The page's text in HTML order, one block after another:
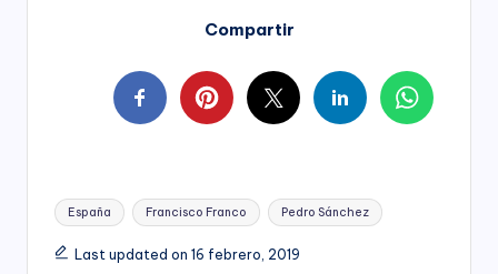
Compartir
Tags:
España Francisco Franco Pedro Sánchez
Last updated on 16 febrero, 2019